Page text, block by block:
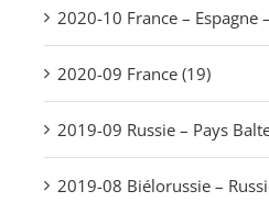
2020-10 France – Espagne
2020-09 France (19)
2019-09 Russie – Pays
2019-08 Biélorussie –